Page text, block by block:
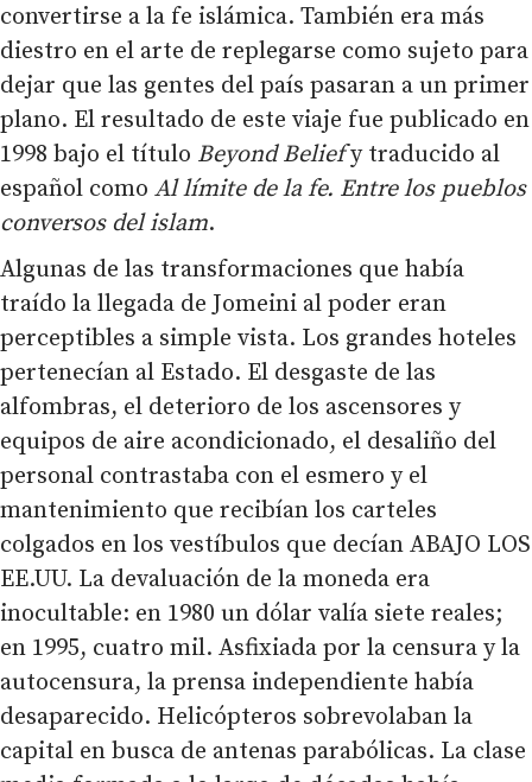
convertirse a la fe islámica. También era más
diestro en el arte de replegarse como sujeto para
dejar que las gentes del país pasaran a un primer
plano. El resultado de este viaje fue publicado en
1998 bajo el título Beyond Beliefy traducido al
español como Al límite de la fe. Entre los pueblos
conversos del islam.
Algunas de las transformaciones que había
traído la llegada de Jomeini al poder eran
perceptibles a simple vista. Los grandes hoteles
pertenecían al Estado. El desgaste de las
alfombras, el deterioro de los ascensores y
equipos de aire acondicionado, el desaliño del
personal contrastaba con el esmero y el
mantenimiento que recibían los carteles
colgados en los vestíbulos que decían ABAJO LOS
EE.UU. La devaluación de la moneda era
inocultable: en 1980 un dólar valía siete reales;
en 1995, cuatro mil. Asfixiada por la censura y la
autocensura, la prensa independiente había
desaparecido. Helicópteros sobrevolaban la
capital en busca de antenas parabólicas. La clase